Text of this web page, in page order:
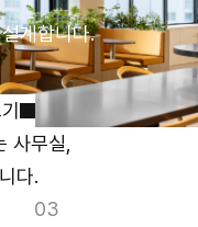
계합니다.
사무실,
다.